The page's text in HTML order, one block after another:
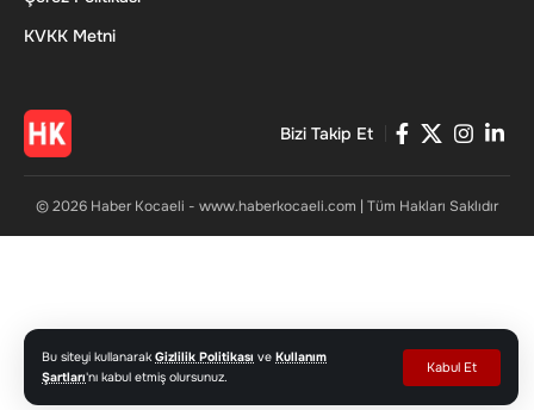
Bu siteyi kullanarakGizlilik Politikası ve Kullanım
Şartları'nı kabul etmiş olursunuz.
Kabul Et
KVKK Metni
Bizi Takip Et
© 2026 Haber Kocaeli - www.haberkocaeli.com | Tüm Hakları Saklıdır